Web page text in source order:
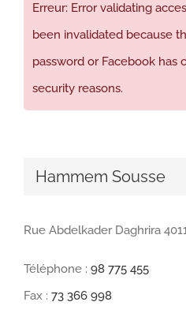
Erreur: Error validating
been invalidated because
password or Facebook has
security reasons.
Hammem Sousse
Rue Abdelkader Daghrira
Téléphone : 98 775 455
Fax : 73 366 998